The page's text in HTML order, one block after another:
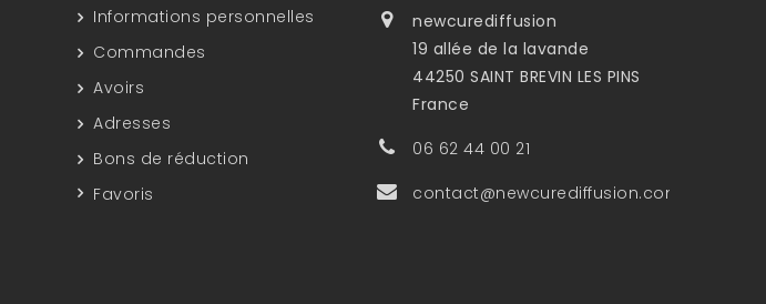
newcurediffusion
19 allée de la lavande
44250 SAINT BREVIN LES PINS
France
06 62 44 00 21
contact@newcurediffusion.com
Informations personnelles
Commandes
Avoirs
Adresses
Bons de réduction
Favoris